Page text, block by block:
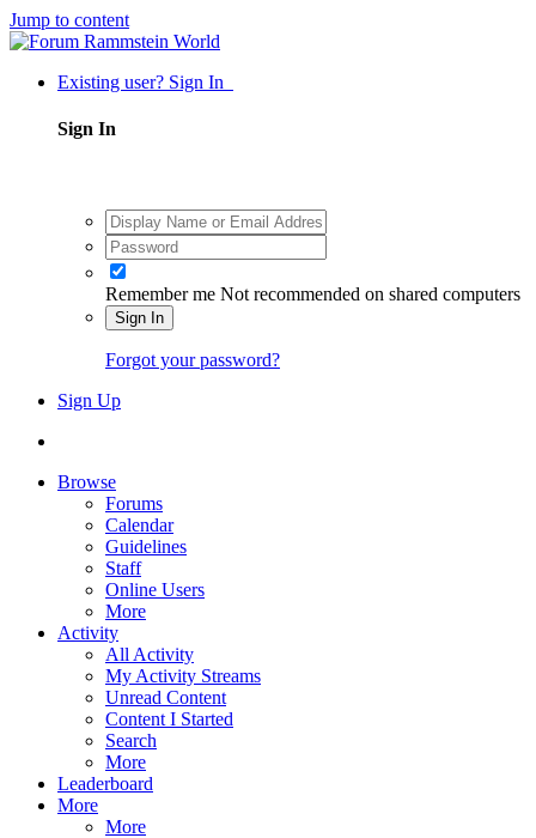
Jump to content
Existing user? Sign In
Sign In
Remember me Not recommended on shared computers
Sign In
Forgot your password?
Sign Up
Browse
Forums
Calendar
Guidelines
Staff
Online Users
More
Activity
All Activity
My Activity Streams
Unread Content
Content I Started
Search
More
Leaderboard
More
More